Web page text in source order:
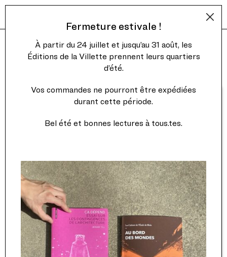
Didier Semin
Fermeture estivale !
À partir du 24 juillet et jusqu’au 31 août, les
Éditions de la Villette prennent leurs quartiers
d’été.
Vos commandes ne pourront être expédiées
durant cette période.
Bel été et bonnes lectures à tous.tes.